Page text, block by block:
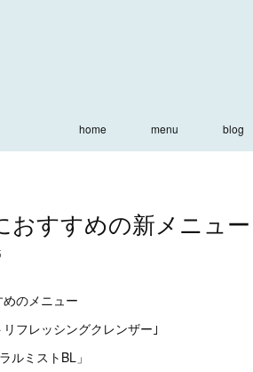
home menu blog
おすすめの新メニュー
のメニュー
リフレッシングクレンザー｣
ルミストBL」